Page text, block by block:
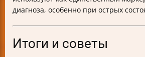
диагноза, особенно при острых
Итоги и советы